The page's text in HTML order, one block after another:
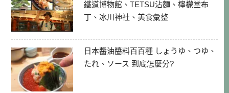
鐵道博物館、TETSU沾麵、檸檬堂布
丁、冰川神社、美食彙整
日本醬油醬料百百種 しょうゆ、つゆ、
たれ、ソース 到底怎麼分?